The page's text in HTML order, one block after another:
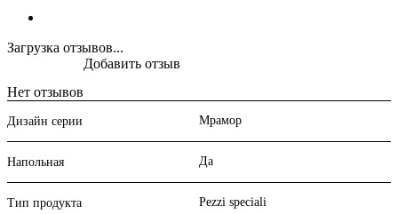
Загрузка отзывов...
Нет отзывов
Добавить отзыв
Дизайн серии Мрамор
Напольная Да
Тип продукта Pezzi speciali